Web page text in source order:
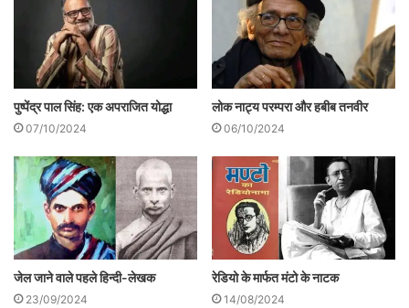
पुष्पेंद्र पाल सिंह: एक अपराजित योद्धा
07/10/2024
लोक नाट्य परम्परा और हबीब तनवीर
06/10/2024
जेल जाने वाले पहले हिन्दी-लेखक
23/09/2024
रेडियो के मार्फत मंटो के नाटक
14/08/2024